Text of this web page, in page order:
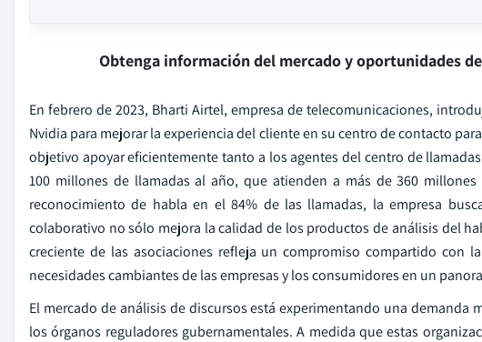
Obtenga información del mercado y oportunidades
En febrero de 2023, Bharti Airtel, empresa de telecomunicaciones,
Nvidia para mejorar la experiencia del cliente en su centro de contacto
objetivo apoyar eficientemente tanto a los agentes del centro de
100 millones de llamadas al año, que atienden a más de 360
reconocimiento de habla en el 84% de las llamadas, la empresa
colaborativo no sólo mejora la calidad de los productos de análisis del
creciente de las asociaciones refleja un compromiso compartido con
necesidades cambiantes de las empresas y los consumidores en un
El mercado de análisis de discursos está experimentando una
los órganos reguladores gubernamentales. A medida que estas